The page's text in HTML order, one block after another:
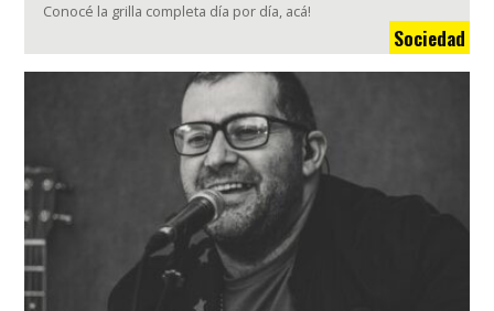
Conocé la grilla completa día por día, acá!
Sociedad